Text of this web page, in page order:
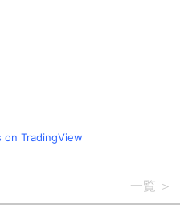
on TradingView
一覧